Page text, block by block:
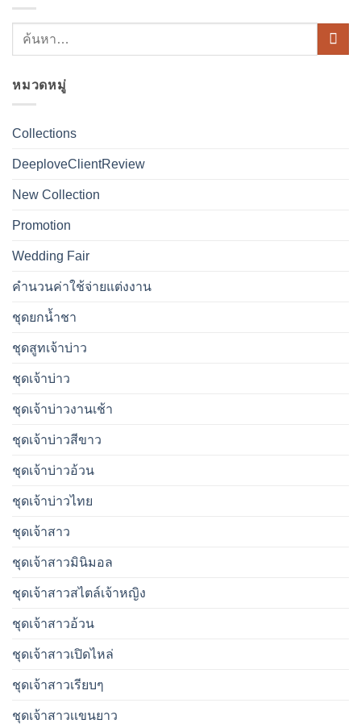
หมวดหมู่
Collections
DeeploveClientReview
New Collection
Promotion
Wedding Fair
คำนวนค่าใช้จ่ายแต่งงาน
ชุดยกน้ำชา
ชุดสูทเจ้าบ่าว
ชุดเจ้าบ่าว
ชุดเจ้าบ่าวงานเช้า
ชุดเจ้าบ่าวสีขาว
ชุดเจ้าบ่าวอ้วน
ชุดเจ้าบ่าวไทย
ชุดเจ้าสาว
ชุดเจ้าสาวมินิมอล
ชุดเจ้าสาวสไตล์เจ้าหญิง
ชุดเจ้าสาวอ้วน
ชุดเจ้าสาวเปิดไหล่
ชุดเจ้าสาวเรียบๆ
ชุดเจ้าสาวเเขนยาว